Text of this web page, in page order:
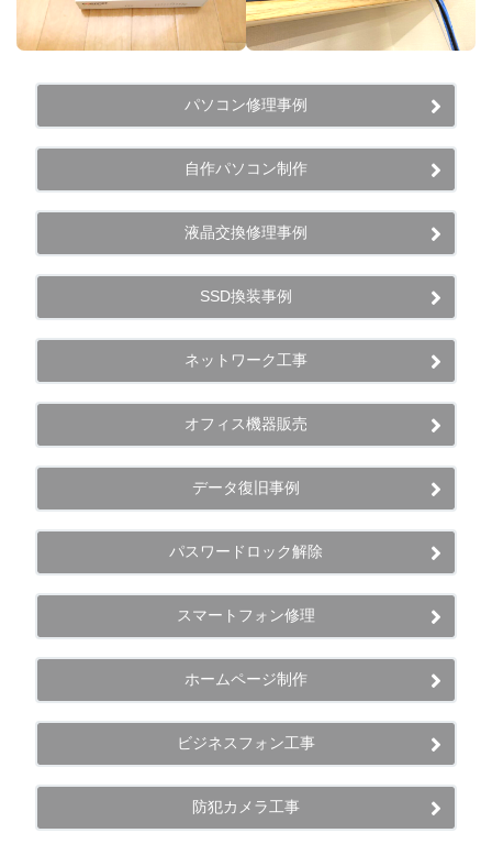
パソコン修理事例
自作パソコン制作
液晶交換修理事例
SSD換装事例
ネットワーク工事
オフィス機器販売
データ復旧事例
パスワードロック解除
スマートフォン修理
ホームページ制作
ビジネスフォン工事
防犯カメラ工事